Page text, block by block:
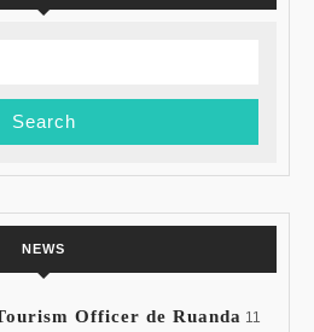
NEWS
Officer de Ruanda 11